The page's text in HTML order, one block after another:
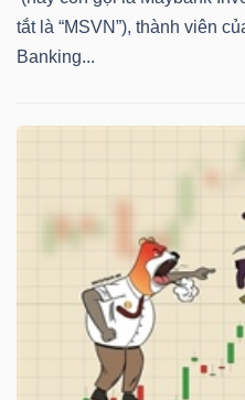
tắt là “MSVN”), thành viên
Banking...
DÙNG
KHÔNG